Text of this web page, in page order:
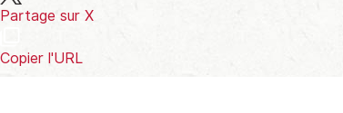
Partage sur X
Copier l'URL